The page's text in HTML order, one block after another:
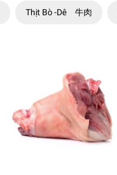
Thịt Bò -Dê 牛肉